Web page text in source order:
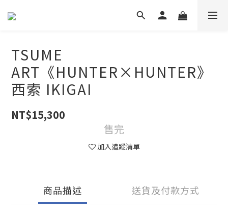
TSUME
ART《HUNTER×HUNTER》
西索 IKIGAI
NT$15,300
售完
加入追蹤清單
商品描述 送貨及付款方式